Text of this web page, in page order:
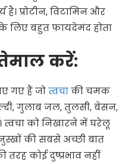
प्रोटीन, विटामिन और
लिए बहुत फायदेमंद होता
करें:
गए हैं जोत्वचाकी चमक
गुलाब जल, तुलसी, बेसन,
त्वचा को निखारने में घरेलू
की सबसे अच्छी बात
तरह कोई दुष्प्रभाव नहीं